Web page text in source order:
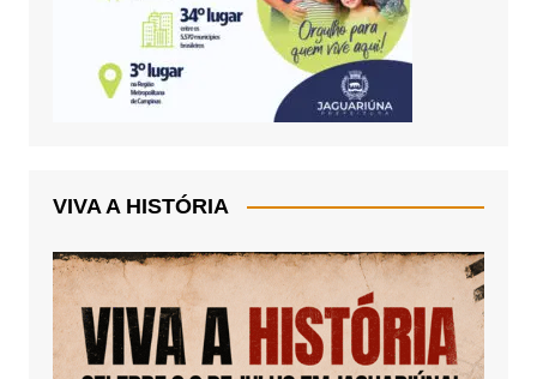
VIVA A HISTÓRIA